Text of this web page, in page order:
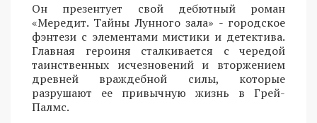
Он презентует свой дебютный роман
«Мередит. Тайны Лунного зала» - городское
фэнтези с элементами мистики и детектива.
Главная героиня сталкивается с чередой
таинственных исчезновений и вторжением
древней враждебной силы, которые
разрушают ее привычную жизнь в Грей-
Палмс.